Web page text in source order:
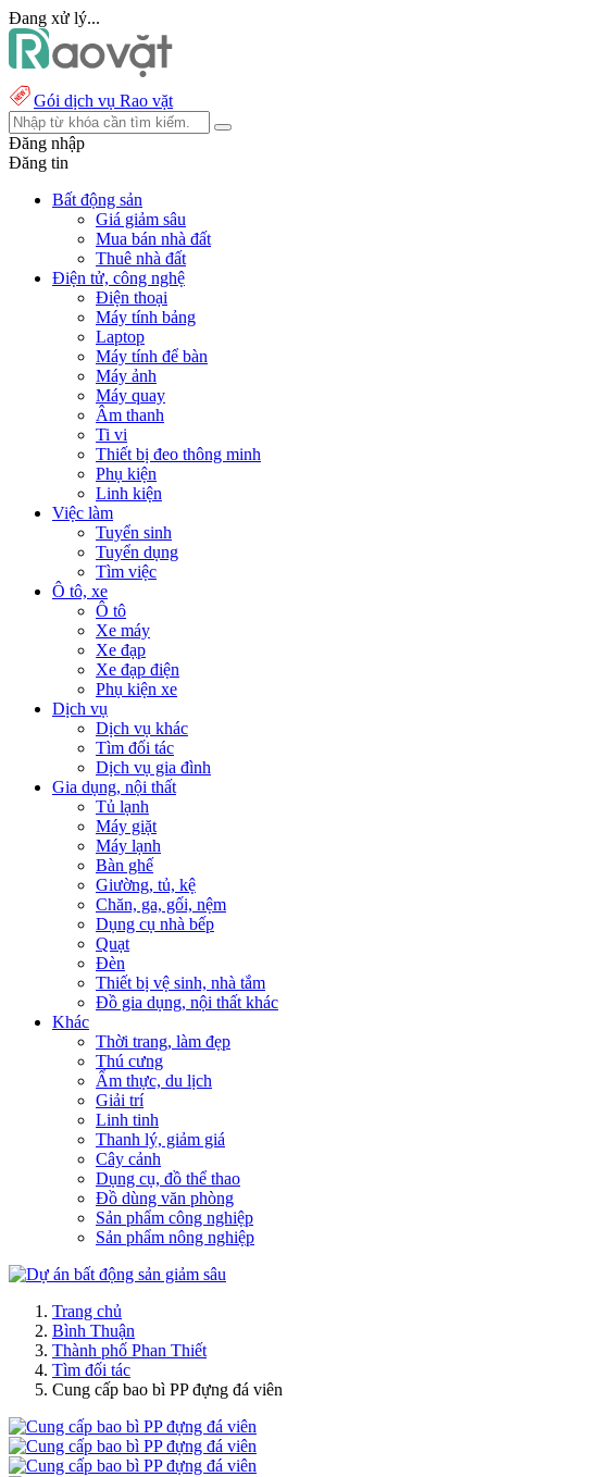
Đang xử lý...
Gói dịch vụ Rao vặt
Đăng nhập
Đăng tin
Bất động sản
Giá giảm sâu
Mua bán nhà đất
Thuê nhà đất
Điện tử, công nghệ
Điện thoại
Máy tính bảng
Laptop
Máy tính để bàn
Máy ảnh
Máy quay
Âm thanh
Ti vi
Thiết bị đeo thông minh
Phụ kiện
Linh kiện
Việc làm
Tuyển sinh
Tuyển dụng
Tìm việc
Ô tô, xe
Ô tô
Xe máy
Xe đạp
Xe đạp điện
Phụ kiện xe
Dịch vụ
Dịch vụ khác
Tìm đối tác
Dịch vụ gia đình
Gia dụng, nội thất
Tủ lạnh
Máy giặt
Máy lạnh
Bàn ghế
Giường, tủ, kệ
Chăn, ga, gối, nệm
Dụng cụ nhà bếp
Quạt
Đèn
Thiết bị vệ sinh, nhà tắm
Đồ gia dụng, nội thất khác
Khác
Thời trang, làm đẹp
Thú cưng
Ẩm thực, du lịch
Giải trí
Linh tinh
Thanh lý, giảm giá
Cây cảnh
Dụng cụ, đồ thể thao
Đồ dùng văn phòng
Sản phẩm công nghiệp
Sản phẩm nông nghiệp
Trang chủ
Bình Thuận
Thành phố Phan Thiết
Tìm đối tác
Cung cấp bao bì PP đựng đá viên